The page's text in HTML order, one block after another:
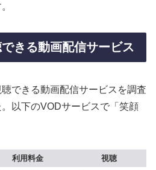
きる動画配信サービス
できる動画配信サービスを調査
以下のVODサービスで「笑顔
利用料金
視聴